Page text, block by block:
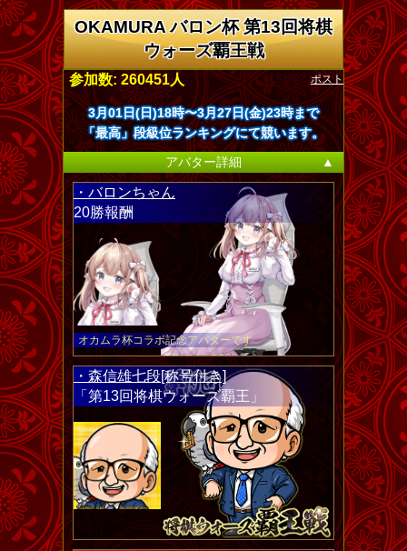
OKAMURA バロン杯 第13回将棋
ウォーズ覇王戦
ポスト
参加数: 260451人
3月01日(日)18時〜3月27日(金)23時まで
「最高」段級位ランキングにて競います。
アバター詳細
▲
・バロンちゃん
20勝報酬
オカムラ杯コラボ記念アバターです
・森信雄七段[称号付き]
「第13回将棋ウォーズ覇王」